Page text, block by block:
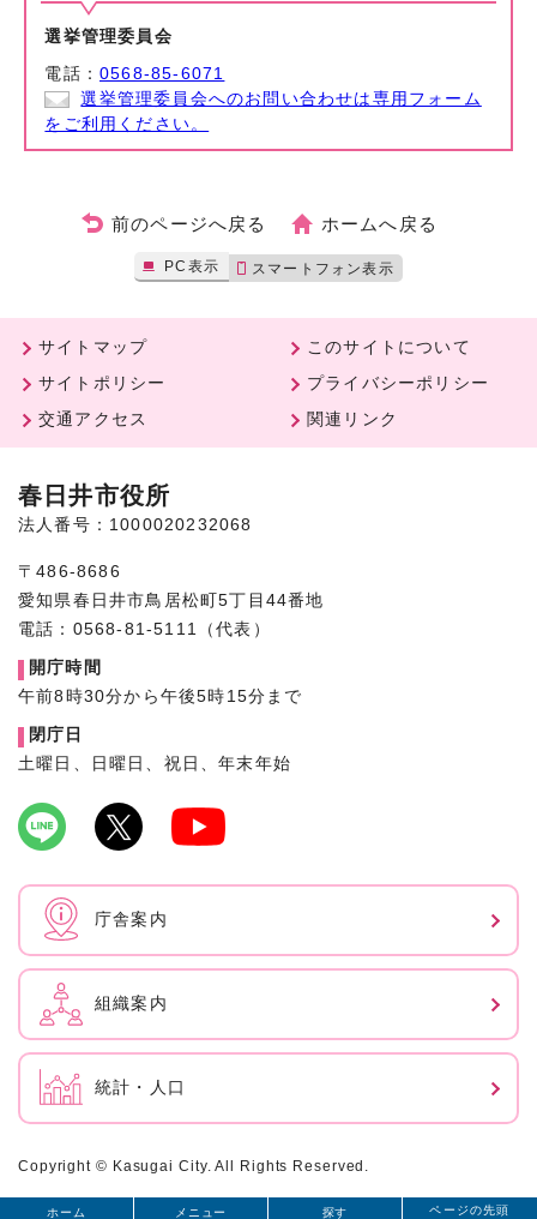
選挙管理委員会
電話：0568-85-6071
選挙管理委員会へのお問い合わせは専用フォーム
をご利用ください。
前のページへ戻る ホームへ戻る
PC表示 スマートフォン表示
メニュー
ホーム 探す ページの先頭
サイトマップ
このサイトについて
サイトポリシー
プライバシーポリシー
交通アクセス
関連リンク
春日井市役所
法人番号：1000020232068
〒486-8686
愛知県春日井市鳥居松町5丁目44番地
電話：0568-81-5111（代表）
開庁時間
午前8時30分から午後5時15分まで
閉庁日
土曜日、日曜日、祝日、年末年始
庁舎案内
組織案内
統計・人口
Copyright © Kasugai City. All Rights Reserved.